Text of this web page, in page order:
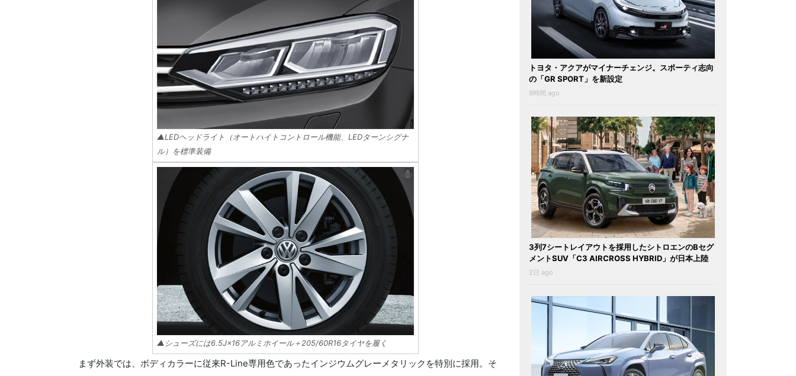
▲LEDヘッドライト（オートハイトコントロール機能、LEDターンシグナ
ル）を標準装備
▲シューズには6.5J×16アルミホイール＋205/60R16タイヤを履く
まず外装では、ボディカラーに従来R-Line専用色であったインジウムグレーメタリックを特別に採用。そ
トヨタ・アクアがマイナーチェンジ。スポーティ志向
の「GR SPORT」を新設定
8時間 ago
3列7シートレイアウトを採用したシトロエンのBセグ
メントSUV「C3 AIRCROSS HYBRID」が日本上陸
2日 ago